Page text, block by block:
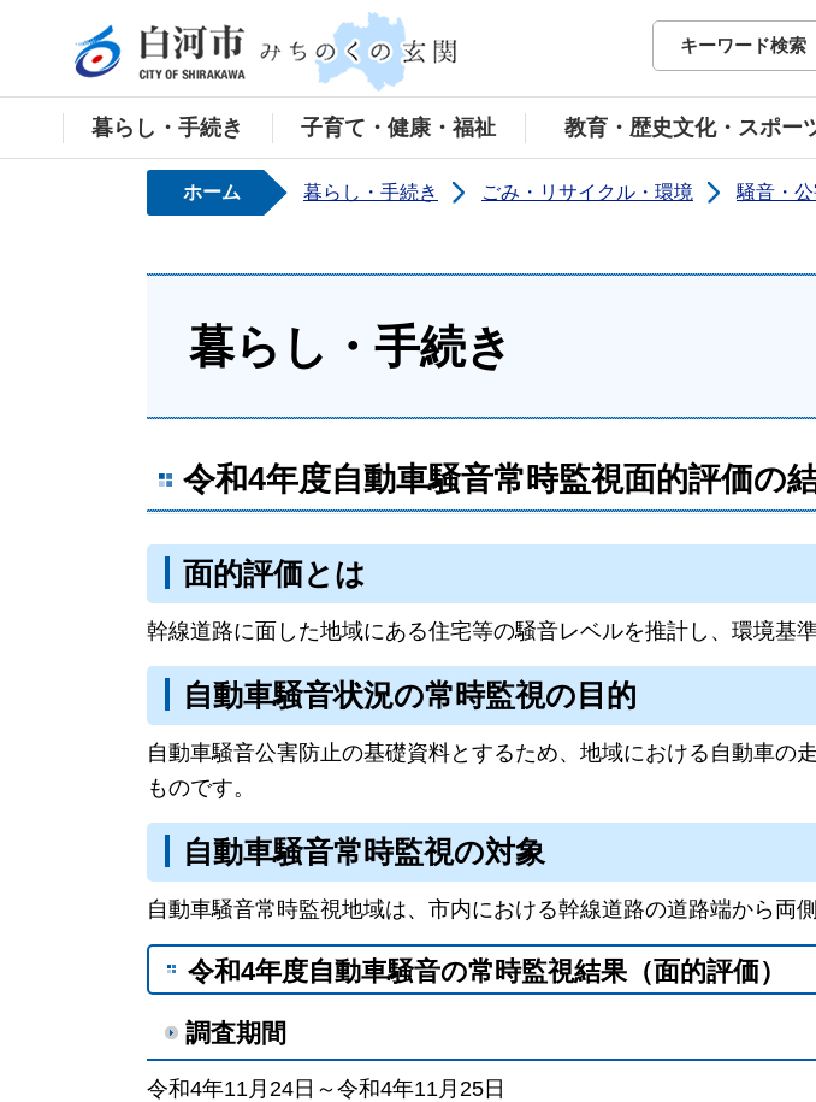
白河市公式ホームページ
キーワード検索
暮らし・手続き 子育て・健康・福祉 教育・歴史文化・スポー
ホーム 暮らし・手続き ごみ・リサイクル・環境 騒音・
暮らし・手続き
令和4年度自動車騒音常時監視面的評価の
面的評価とは
幹線道路に面した地域にある住宅等の騒音レベルを推計し、環境基
自動車騒音状況の常時監視の目的
自動車騒音公害防止の基礎資料とするため、地域における自動車
ものです。
自動車騒音常時監視の対象
自動車騒音常時監視地域は、市内における幹線道路の道路端から両
令和4年度自動車騒音の常時監視結果（面的評価）
調査期間
令和4年11月24日～令和4年11月25日